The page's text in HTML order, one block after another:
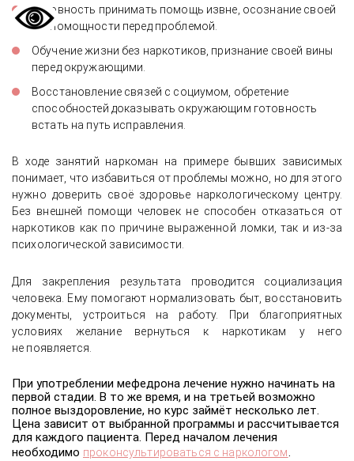
Готовность принимать помощь извне, осознание своей
беспомощности перед проблемой.
Обучение жизни без наркотиков, признание своей вины
перед окружающими.
Восстановление связей с социумом, обретение
способностей доказывать окружающим готовность
встать на путь исправления.
В ходе занятий наркоман на примере бывших зависимых
понимает, что избавиться от проблемы можно, но для этого
нужно доверить своё здоровье наркологическому центру.
Без внешней помощи человек не способен отказаться от
наркотиков как по причине выраженной ломки, так и из-за
психологической зависимости.
Для закрепления результата проводится социализация
человека. Ему помогают нормализовать быт, восстановить
документы, устроиться на работу. При благоприятных
условиях желание вернуться к наркотикам у него
не появляется.
При употреблении мефедрона лечение нужно начинать на
первой стадии. В то же время, и на третьей возможно
полное выздоровление, но курс займёт несколько лет.
Цена зависит от выбранной программы и рассчитывается
для каждого пациента. Перед началом лечения
необходимо проконсультироваться с наркологом.